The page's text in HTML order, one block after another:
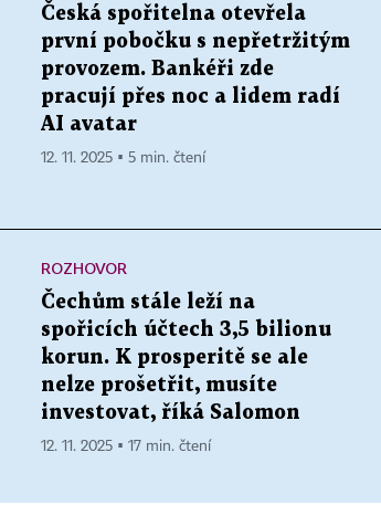
Česká spořitelna otevřela
první pobočku s nepřetržitým
provozem. Bankéři zde
pracují přes noc a lidem radí
AI avatar
12. 11. 2025 ▪ 5 min. čtení
ROZHOVOR
Čechům stále leží na
spořicích účtech 3,5 bilionu
korun. K prosperitě se ale
nelze prošetřit, musíte
investovat, říká Salomon
12. 11. 2025 ▪ 17 min. čtení